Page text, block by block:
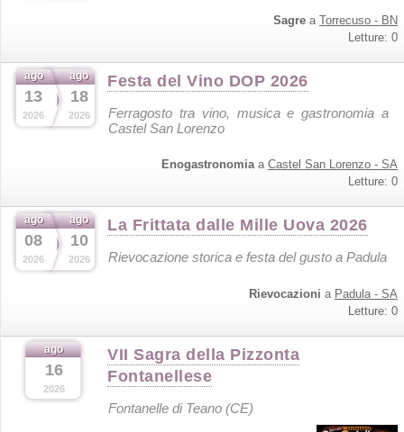
Sagre a Torrecuso - BN
Letture: 0
ago
13
2026
ago
18
2026
Festa del Vino DOP 2026
Ferragosto tra vino, musica e gastronomia a
Castel San Lorenzo
Enogastronomiaa Castel San Lorenzo - SA
Letture: 0
ago
08
2026
ago
10
2026
La Frittata dalle Mille Uova 2026
Rievocazione storica e festa del gusto a Padula
Rievocazioni a Padula - SA
Letture: 0
ago
16
2026
VII Sagra della Pizzonta
Fontanellese
Fontanelle di Teano (CE)